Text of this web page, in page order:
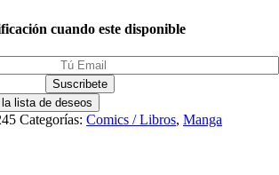
cuando este disponible
lista de deseos
Categorías: Comics / Libros, Manga